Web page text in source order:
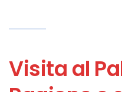
Visita al